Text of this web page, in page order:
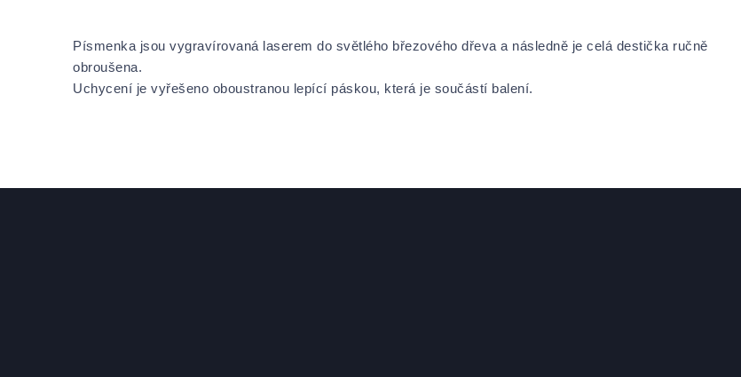
Písmenka jsou vygravírovaná laserem do světlého březového dřeva a následně je celá destička ručně
obroušena.
Uchycení je vyřešeno oboustranou lepící páskou, která je součástí balení.